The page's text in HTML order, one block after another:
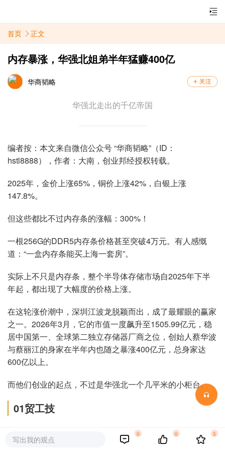
首页 正文
内存暴涨，华强北姐弟半年猛赚400亿
华商韬略
华强北走出的千亿帝国
编者按：本文来自微信公众号 “华商韬略”（ID：
hstl8888），作者：大南，创业邦经授权转载。
2025年，金价上涨65%，铜价上涨42%，白银上涨
147.8%。
但这些都比不过内存条的涨幅：300%！
一根256G的DDR5内存条价格甚至突破4万元。有人感慨
道：“一盒内存条能买上海一套房”。
实际上不只是内存条，整个半导体存储市场自2025年下半
年起，都出现了大幅度的价格上涨。
在这轮涨价潮中，深圳江波龙脱颖而出，成了最耀眼的赢家
之一。2026年3月，它的市值一度飙升至1505.99亿元，稳
居中国第一、全球第二独立存储器厂商之位，创始人蔡华波
与蔡丽江的身家在半年内也随之暴涨400亿元，总身家达
600亿以上。
而他们创业的起点，不过是华强北一个几平米的小柜台。
01贸工技
1996年，一本名为《中国可以说不》的畅销书风靡全国，
彼时中国的经济总量正以每年近10%的增速飞驰，民族自信
写出我的观点
0 0 3